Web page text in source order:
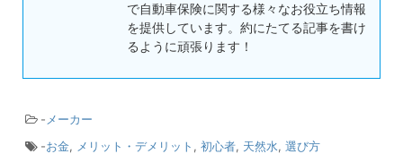
で自動車保険に関する様々なお役立ち情報
を提供しています。約にたてる記事を書け
るように頑張ります！
- メーカー
-お金, メリット・デメリット , 初心者, 天然水, 選び方